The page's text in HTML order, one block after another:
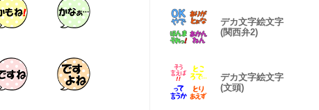
デカ文字絵文字
(関西弁2)
デカ文字絵文字
(文頭)